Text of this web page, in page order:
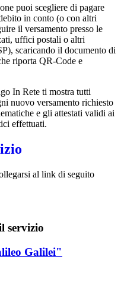
puoi scegliere di pagare
in conto (o con altri
il versamento presso le
uffici postali o altri
scaricando il documento di
riporta QR-Code e
In Rete ti mostra tutti
nuovo versamento richiesto
e gli attestati validi ai
effettuati.
al link di seguito
servizio
Galilei"